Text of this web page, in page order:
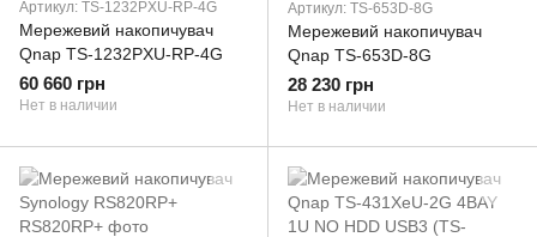
Артикул: TS-1232PXU-RP-4G
Мережевий накопичувач
Qnap TS-1232PXU-RP-4G
60 660 грн
Нет в наличии
Артикул: TS-653D-8G
Мережевий накопичувач
Qnap TS-653D-8G
28 230 грн
Нет в наличии